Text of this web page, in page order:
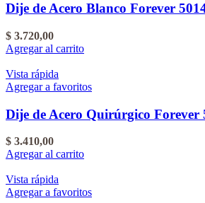
Dije de Acero Blanco Forever
$ 3.720,00
Agregar al carrito
Vista rápida
Agregar a favoritos
Dije de Acero Quirúrgico Forever
$ 3.410,00
Agregar al carrito
Vista rápida
Agregar a favoritos